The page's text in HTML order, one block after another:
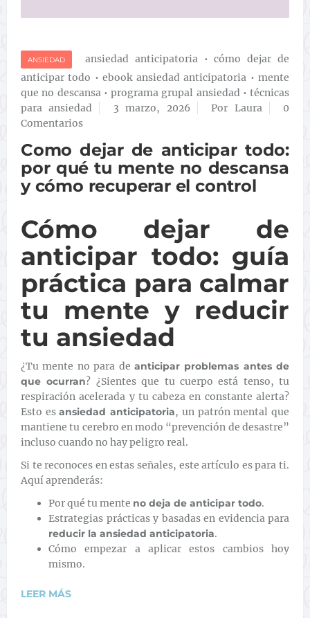
ANSIEDAD ansiedad anticipatoria•cómo dejar de
anticipar todo •ebook ansiedad anticipatoria •mente
que no descansa• programa grupal ansiedad • técnicas
para ansiedad
3 marzo, 2026 Por Laura
0
Comentarios
Como dejar de anticipar todo:
por qué tu mente no descansa
y cómo recuperar el control
Cómo dejar de
anticipar todo: guía
práctica para calmar
tu mente y reducir
tu ansiedad
¿Tu mente no para de anticipar problemas antes de
que ocurran? ¿Sientes que tu cuerpo está tenso, tu
respiración acelerada y tu cabeza en constante alerta?
Esto esansiedad anticipatoria, un patrón mental que
mantiene tu cerebro en modo “prevención de desastre”
incluso cuando no hay peligro real.
Si te reconoces en estas señales, este artículo es para ti.
Aquí aprenderás:
Por qué tu mente no deja de anticipar todo.
Estrategias prácticas y basadas en evidencia para
reducir la ansiedad anticipatoria.
Cómo empezar a aplicar estos cambios hoy
mismo.
LEER MÁS